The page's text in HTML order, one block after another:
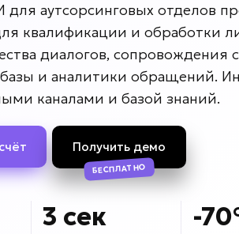
для аутсорсинговых отделов
квалификации и обработки
диалогов, сопровождения
и аналитики обращений.
каналами и базой знаний.
Получить демо
БЕСПЛАТНО
3 сек -